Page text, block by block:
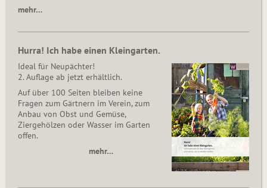
mehr…
Hurra! Ich habe einen Kleingarten.
Ideal für Neupächter!
2. Auflage ab jetzt erhältlich.
Auf über 100 Seiten bleiben keine
Fragen zum Gärtnern im Verein, zum
Anbau von Obst und Gemüse,
Ziergehölzen oder Wasser im Garten
offen.
mehr…